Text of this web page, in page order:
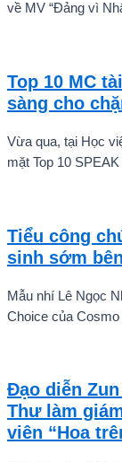
về MV “Đảng vì
Top 10 MC
sàng cho
Vừa qua, tại Học
mặt Top 10
Tiểu công
sinh sớm
Mẫu nhí Lê Ngọc
Choice của Cosmo
Đạo diễn
Thư làm
viên “Hoa